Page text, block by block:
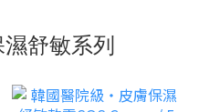
舒敏系列